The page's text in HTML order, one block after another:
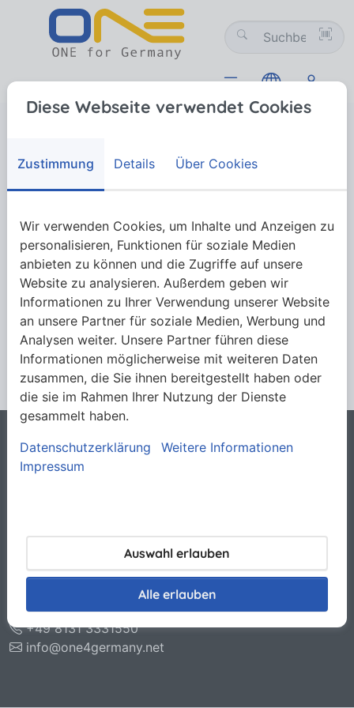
Schrumpfschläuche
Mehr anzeigen
Rechtliches
Allgemeine Verkaufsbedingungen
Impressum
O.N.E. GmbH & Co. KG
85221 Dachau
+49 8131 3331550
info@one4germany.net
Diese Webseite verwendet Cookies
Zustimmung Details Über Cookies
Wir verwenden Cookies, um Inhalte und Anzeigen zu
personalisieren, Funktionen für soziale Medien
anbieten zu können und die Zugriffe auf unsere
Website zu analysieren. Außerdem geben wir
Informationen zu Ihrer Verwendung unserer Website
an unsere Partner für soziale Medien, Werbung und
Analysen weiter. Unsere Partner führen diese
Informationen möglicherweise mit weiteren Daten
zusammen, die Sie ihnen bereitgestellt haben oder
die sie im Rahmen Ihrer Nutzung der Dienste
gesammelt haben.
Datenschutzerklärung
Weitere Informationen
Impressum
Auswahl erlauben
Alle erlauben